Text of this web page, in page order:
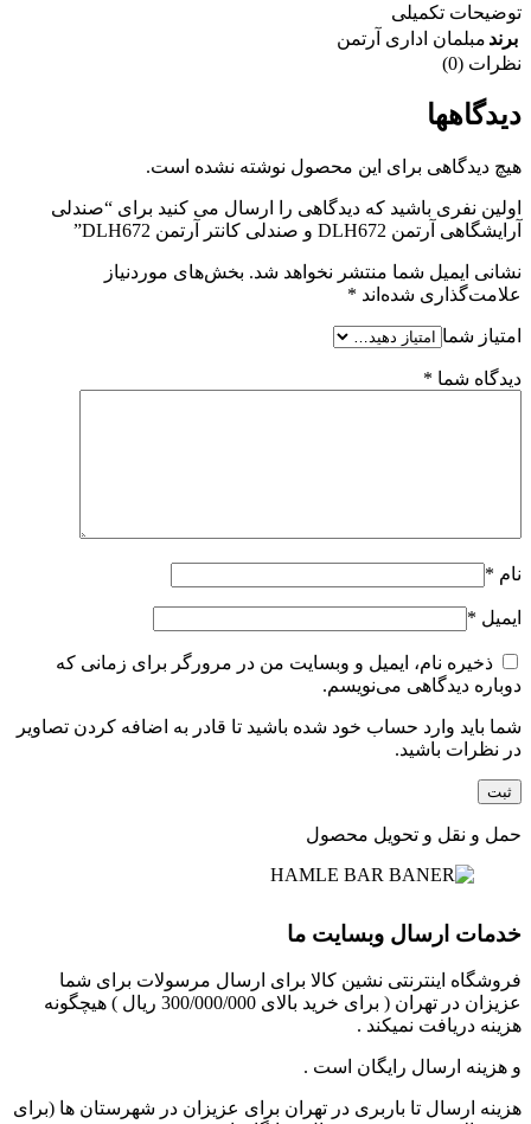
توضیحات تکمیلی
برند مبلمان اداری آرتمن
نظرات (0)
دیدگاهها
هیچ دیدگاهی برای این محصول نوشته نشده است.
اولین نفری باشید که دیدگاهی را ارسال می کنید برای “صندلی
آرایشگاهی آرتمن DLH672 و صندلی کانتر آرتمن DLH672”
نشانی ایمیل شما منتشر نخواهد شد. بخش‌های موردنیاز
علامت‌گذاری شده‌اند *
امتیاز شما
دیدگاه شما *
نام *
ایمیل *
ذخیره نام، ایمیل و وبسایت من در مرورگر برای زمانی که
دوباره دیدگاهی می‌نویسم.
شما باید وارد حساب خود شده باشید تا قادر به اضافه کردن تصاویر
در نظرات باشید.
حمل و نقل و تحویل محصول
خدمات ارسال وبسایت ما
فروشگاه اینترنتی نشین کالا برای ارسال مرسولات برای شما
عزیزان در تهران ( برای خرید بالای 300/000/000 ریال ) هیچگونه
هزینه دریافت نمیکند .
و هزینه ارسال رایگان است .
هزینه ارسال تا باربری در تهران برای عزیزان در شهرستان ها (برای